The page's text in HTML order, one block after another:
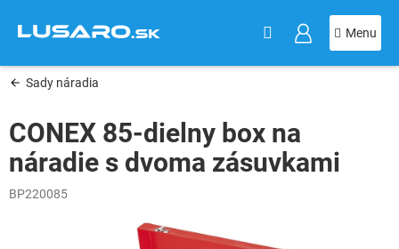
obsah
Sady náradia
CONEX 85-dielny box na
náradie s dvoma zásuvkami
BP220085